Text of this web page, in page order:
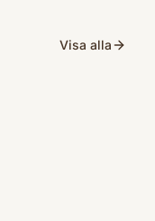
Visa alla